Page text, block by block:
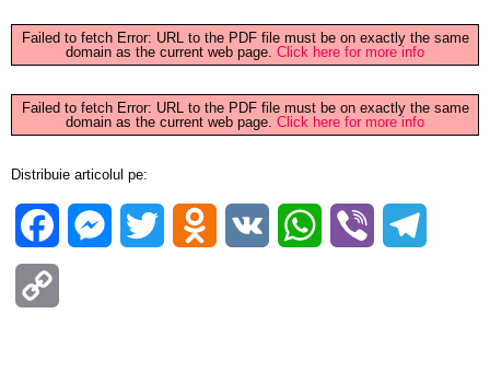
Failed to fetch Error: URL to the PDF file must be on exactly the same
domain as the current web page. Click here for more info
Failed to fetch Error: URL to the PDF file must be on exactly the same
domain as the current web page. Click here for more info
Distribuie articolul pe:
FacebookMessenger
Twitter Odnoklassniki
VK WhatsApp
Viber